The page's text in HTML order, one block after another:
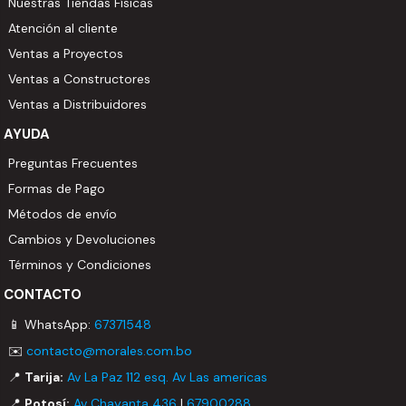
Atención al cliente
Ventas a Proyectos
Ventas a Constructores
Ventas a Distribuidores
AYUDA
Preguntas Frecuentes
Formas de Pago
Métodos de envío
Cambios y Devoluciones
Términos y Condiciones
CONTACTO
📱 WhatsApp:67371548
✉️contacto@morales.com.bo
📍 Tarija: Av La Paz 112 esq. Av Las americas